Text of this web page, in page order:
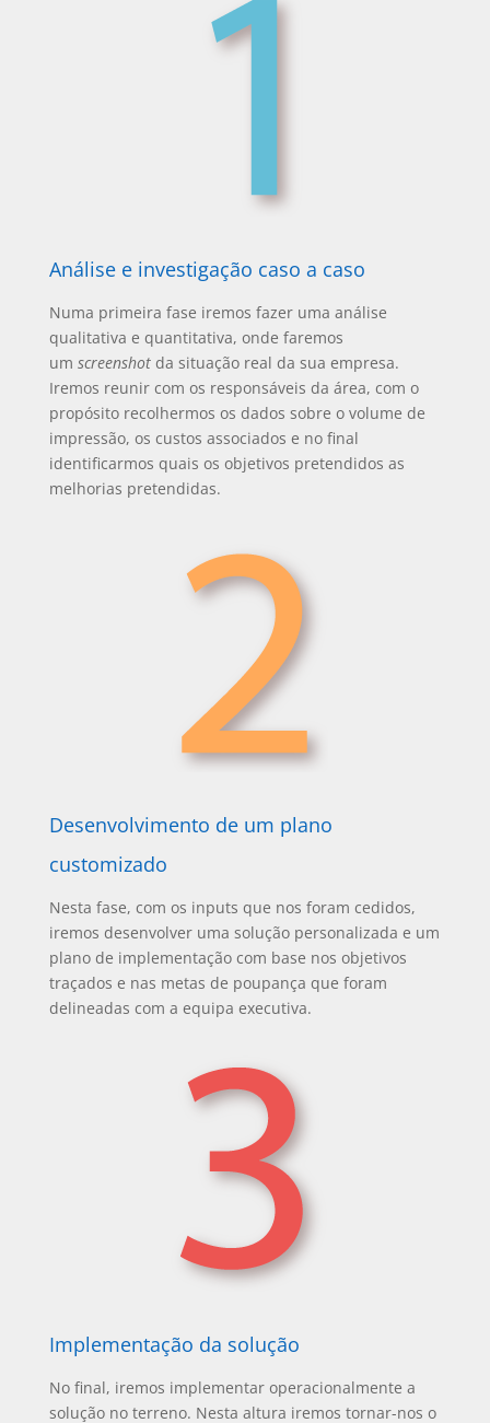
Análise e investigação caso a caso
Numa primeira fase iremos fazer uma análise
qualitativa e quantitativa, onde faremos
um screenshotda situação real da sua empresa.
Iremos reunir com os responsáveis da área, com o
propósito recolhermos os dados sobre o volume de
impressão, os custos associados e no final
identificarmos quais os objetivos pretendidos as
melhorias pretendidas.
Desenvolvimento de um plano
customizado
Nesta fase, com os inputs que nos foram cedidos,
iremos desenvolver uma solução personalizada e um
plano de implementação com base nos objetivos
traçados e nas metas de poupança que foram
delineadas com a equipa executiva.
Implementação da solução
No final, iremos implementar operacionalmente a
solução no terreno. Nesta altura iremos tornar-nos o